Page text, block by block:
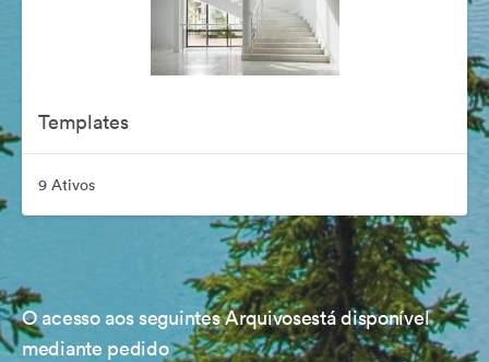
Templates
9 Ativos
O acesso aos seguintes Arquivosestá disponível
mediante pedido